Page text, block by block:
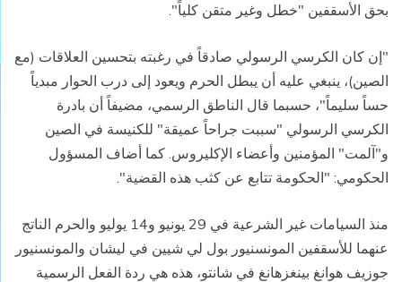
بحق الأسقفين "خطل وغير متقن كلياً".
"إن كان الكرسي الرسولي صادقاً في رغبته بتحسين العلاقات (مع
الصين)، ينبغي عليه أن يبطل الحرم ويعود إلى درب الحوار مبدياً
حساً سليماً"، حسبما قال الناطق الرسمي، مضيفاً أن بادرة
الكرسي الرسولي "سببت جراحاً عميقة" للكنيسة في الصين
و"آلمت" المؤمنين وأعضاء الإكليروس. كما أضاف المسؤول
الحكومي: "الحكومة تتابع عن كثب هذه القضية".
منذ السيامات غير الشرعية في 29 يونيو و14 يوليو والحرم الناتج
عنهما للأسقفين المونسنيور بول لي شيين في ليشان والمونسنيور
جوزيف هوانغ بينغزهانغ في شانتو، هذه هي ردة الفعل الرسمية